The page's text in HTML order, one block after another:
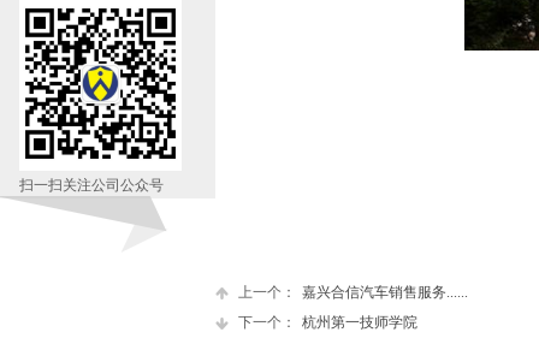
上一个：
嘉兴合信汽车销售服务......
下一个：
杭州第一技师学院
扫一扫关注公司公众号